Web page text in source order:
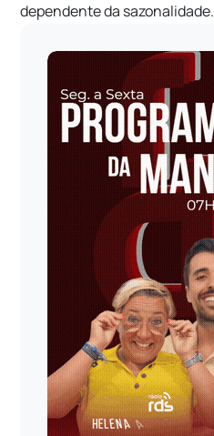
dependente da sazonalidade.